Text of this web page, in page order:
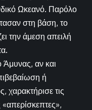
Ωκεανό. Παρόλο
στη βάση, το
την άμεση απειλή
Άμυνας, αν και
ή
χαρακτήρισε τις
«απερίσκεπτες»,